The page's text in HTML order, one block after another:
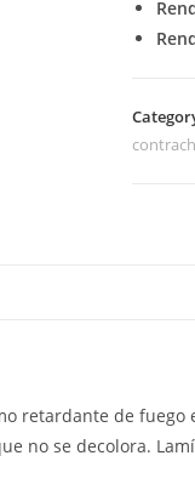
retardante de
no se decolora.